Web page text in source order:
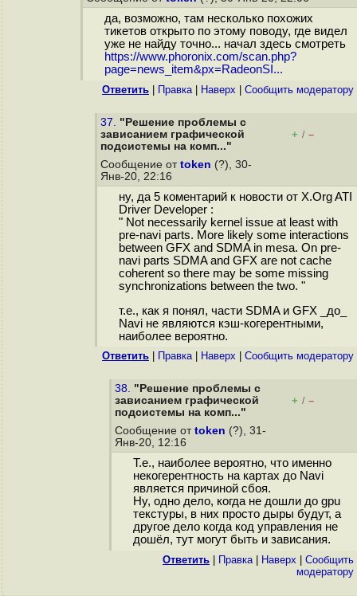
да, возможно, там несколько похожих
тикетов открыто по этому поводу, где видел
уже не найду точно... начал здесь смотреть
https://www.phoronix.com/scan.php?
page=news_item&px=RadeonSI...
Ответить Правка| Наверх Cообщить модератору
37. "Решение проблемы с
зависанием графической
подсистемы на комп..."
+ / –
Сообщение от token (?), 30-
Янв-20, 22:16
ну, да 5 коментарий к новости от X.Org ATI
Driver Developer :
" Not necessarily kernel issue at least with
pre-navi parts. More likely some interactions
between GFX and SDMA in mesa. On pre-
navi parts SDMA and GFX are not cache
coherent so there may be some missing
synchronizations between the two. "
т.е., как я понял, части SDMA и GFX _до_
Navi не являются кэш-когерентными,
наиболее вероятно.
Ответить Правка| Наверх Cообщить модератору
38. "Решение проблемы с
зависанием графической
подсистемы на комп..."
+ / –
Сообщение от token (?), 31-
Янв-20, 12:16
Т.е., наиболее вероятно, что именно
некогерентность на картах до Navi
является причиной сбоя.
Ну, одно дело, когда не дошли до gpu
текстуры, в них просто дыры будут, а
другое дело когда код управления не
дошёл, тут могут быть и зависания.
Ответить Правка| Наверх
Cообщить
модератору